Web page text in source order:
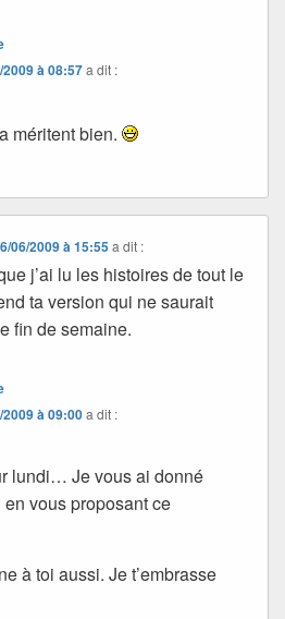
2009 à 08:57a dit :
méritent bien.
06/2009 à 15:55 a dit :
j’ai lu les histoires de tout le
ta version qui ne saurait
fin de semaine.
2009 à 09:00a dit :
lundi… Je vous ai donné
vous proposant ce
à toi aussi. Je t’embrasse